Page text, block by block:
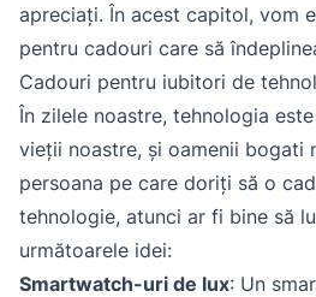
apreciați. În acest capitol, vom
pentru cadouri care să
Cadouri pentru iubitori de
În zilele noastre, tehnologia
vieții noastre, și oamenii bogati
persoana pe care doriți să o
tehnologie, atunci ar fi bine să
următoarele idei:
Smartwatch-uri de lux: Un